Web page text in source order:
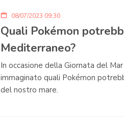
08/07/2023 09:30
Quali Pokémon
Mediterraneo?
In occasione della Giornata del
immaginato quali Pokémon
del nostro mare.